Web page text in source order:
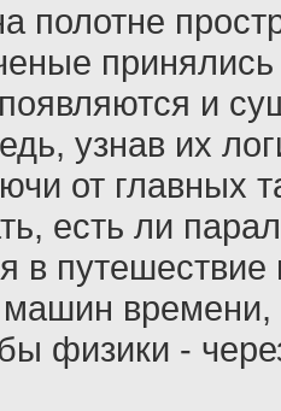
полотне
и
узнав их
от главных
есть ли
в
времени,
физики -